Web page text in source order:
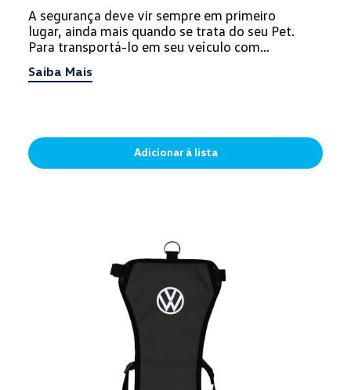
A segurança deve vir sempre em primeiro
lugar, ainda mais quando se trata do seu Pet.
Para transportá-lo em seu veículo com
Saiba Mais
Adicionar à lista